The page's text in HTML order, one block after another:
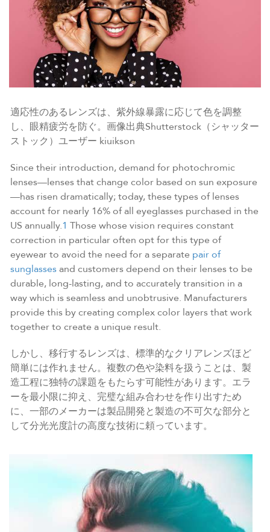
適応性のあるレンズは、紫外線暴露に応じて色を調整
し、眼精疲労を防ぐ。画像出典Shutterstock（シャッター
ストック）ユーザー kiuikson
Since their introduction, demand for photochromic
lenses—lenses that change color based on sun exposure
—has risen dramatically; today, these types of lenses
account for nearly 16% of all eyeglasses purchased in the
US annually.1 Those whose vision requires constant
correction in particular often opt for this type of
eyewear to avoid the need for a separate pair of
sunglassesand customers depend on their lenses to be
durable, long-lasting, and to accurately transition in a
way which is seamless and unobtrusive. Manufacturers
provide this by creating complex color layers that work
together to create a unique result.
しかし、移行するレンズは、標準的なクリアレンズほど
簡単には作れません。複数の色や染料を扱うことは、製
造工程に独特の課題をもたらす可能性があります。エラ
ーを最小限に抑え、完璧な組み合わせを作り出すため
に、一部のメーカーは製品開発と製造の不可欠な部分と
して分光光度計の高度な技術に頼っています。